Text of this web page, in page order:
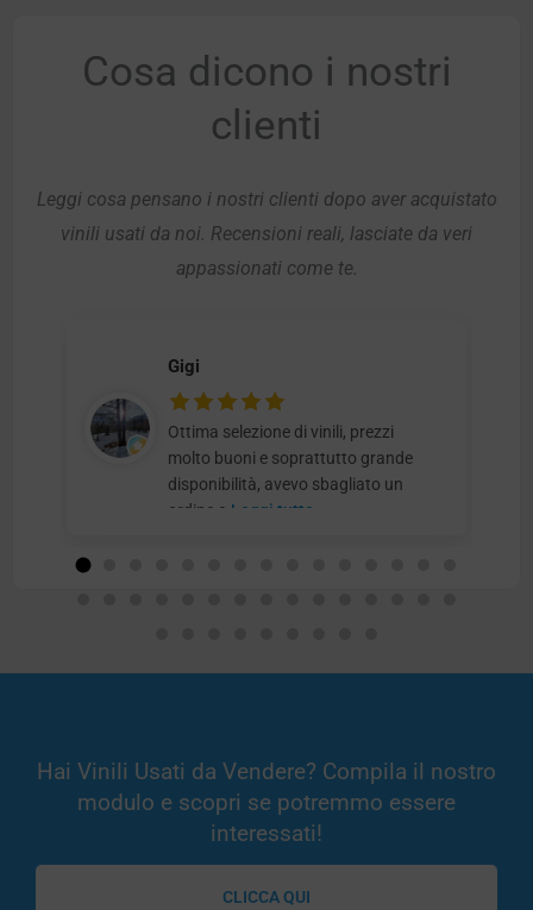
Cosa dicono i nostri
clienti
Leggi cosa pensano i nostri clienti dopo aver acquistato
vinili usati da noi. Recensioni reali, lasciate da veri
appassionati come te.
Gigi
Ottima selezione di vinili, prezzi
molto buoni e soprattutto grande
disponibilità, avevo sbagliato un
ordine e Leggi tutto
Hai Vinili Usati da Vendere? Compila il nostro
modulo e scopri se potremmo essere
interessati!
CLICCA QUI